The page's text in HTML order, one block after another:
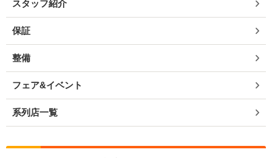
スタッフ紹介
保証
整備
フェア&イベント
系列店一覧